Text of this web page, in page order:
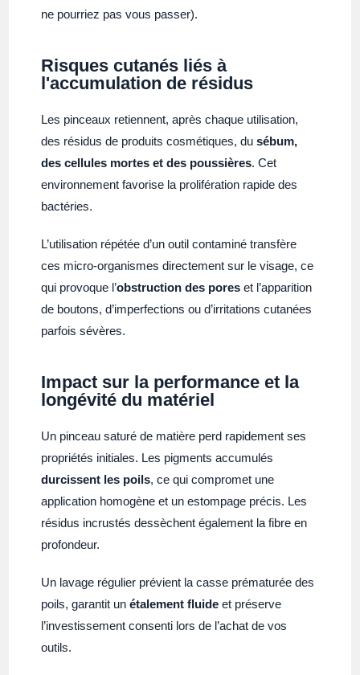
ne pourriez pas vous passer).
Risques cutanés liés à
l'accumulation de résidus
Les pinceaux retiennent, après chaque utilisation,
des résidus de produits cosmétiques, dusébum,
des cellules mortes et des poussières. Cet
environnement favorise la prolifération rapide des
bactéries.
L’utilisation répétée d’un outil contaminé transfère
ces micro-organismes directement sur le visage, ce
qui provoque l’obstruction des pores et l’apparition
de boutons, d’imperfections ou d’irritations cutanées
parfois sévères.
Impact sur la performance et la
longévité du matériel
Un pinceau saturé de matière perd rapidement ses
propriétés initiales. Les pigments accumulés
durcissent les poils, ce qui compromet une
application homogène et un estompage précis. Les
résidus incrustés dessèchent également la fibre en
profondeur.
Un lavage régulier prévient la casse prématurée des
poils, garantit unétalement fluide et préserve
l’investissement consenti lors de l’achat de vos
outils.